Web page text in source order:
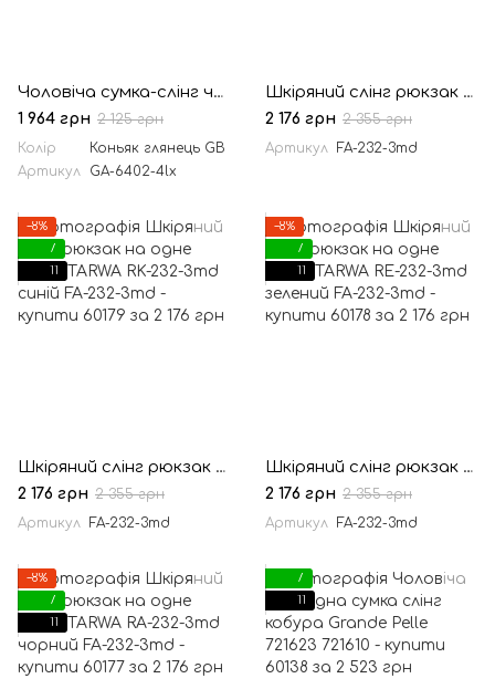
Чоловіча сумка-слінг через плече TARWA GB-6402-3md Наппа коньяк
1 964 грн 2 125 грн
Колір
Коньяк глянець GB
Артикул
GA-6402-4lx
Шкіряний слінг рюкзак на одне плече TARWA RR-232-3md червоний
2 176 грн 2 355 грн
Артикул FA-232-3md
−8%
7
11
Шкіряний слінг рюкзак на одне плече TARWA RK-232-3md синій
2 176 грн 2 355 грн
Артикул FA-232-3md
−8%
7
11
Шкіряний слінг рюкзак на одне плече TARWA RE-232-3md зелений
2 176 грн 2 355 грн
Артикул FA-232-3md
−8%
7
11
7
11